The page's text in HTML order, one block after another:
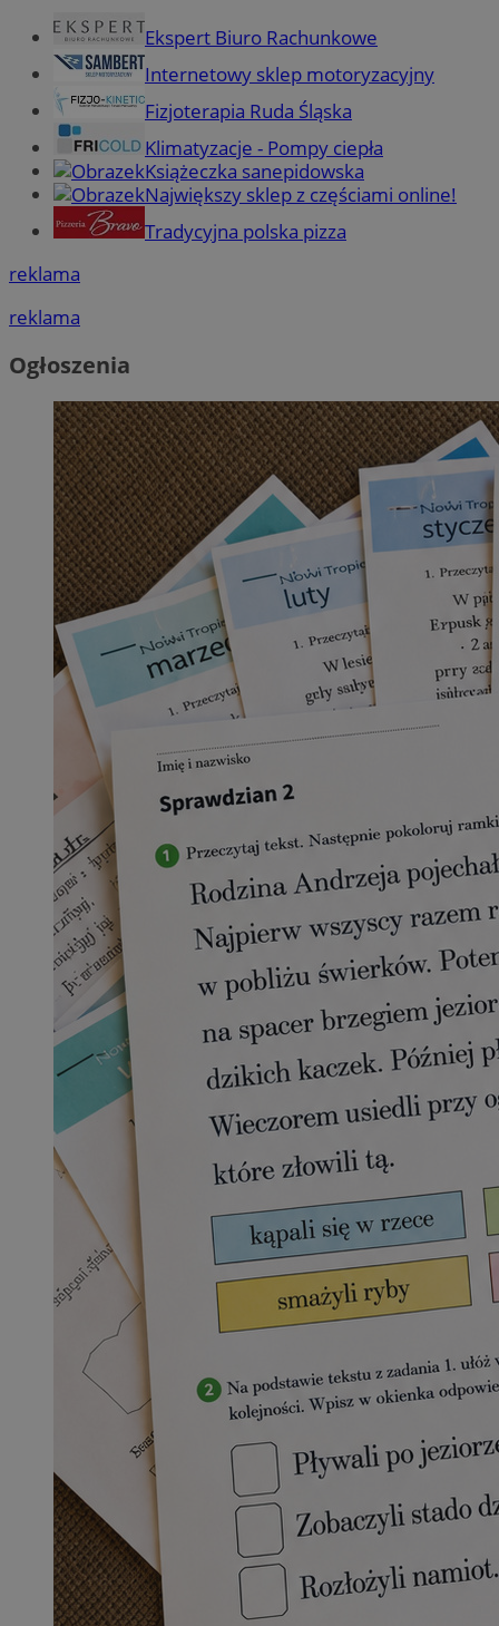
Ekspert Biuro Rachunkowe
Internetowy sklep motoryzacyjny
Fizjoterapia Ruda Śląska
Klimatyzacje - Pompy ciepła
Książeczka sanepidowska
Największy sklep z częściami online!
Tradycyjna polska pizza
reklama
reklama
Ogłoszenia